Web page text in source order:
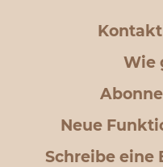
Wie
Neue
Schreibe eine